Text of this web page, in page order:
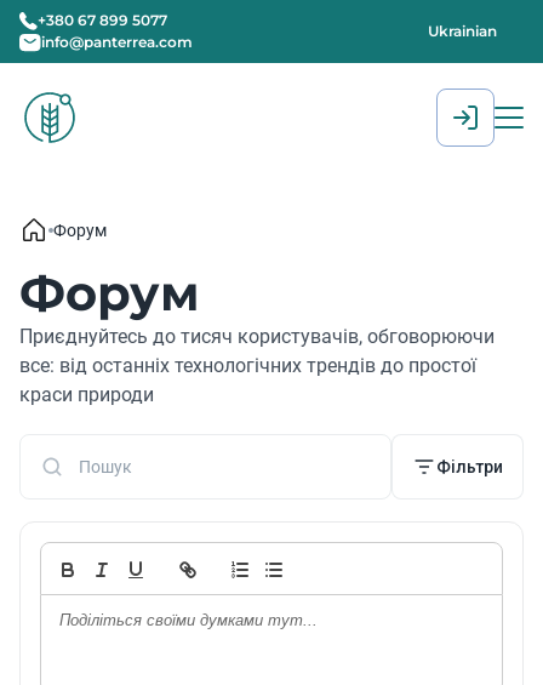
+380 67 899 5077
info@panterrea.com
Ukrainian
Форум
Форум
Приєднуйтесь до тисяч користувачів, обговорюючи
все: від останніх технологічних трендів до простої
краси природи
Фільтри